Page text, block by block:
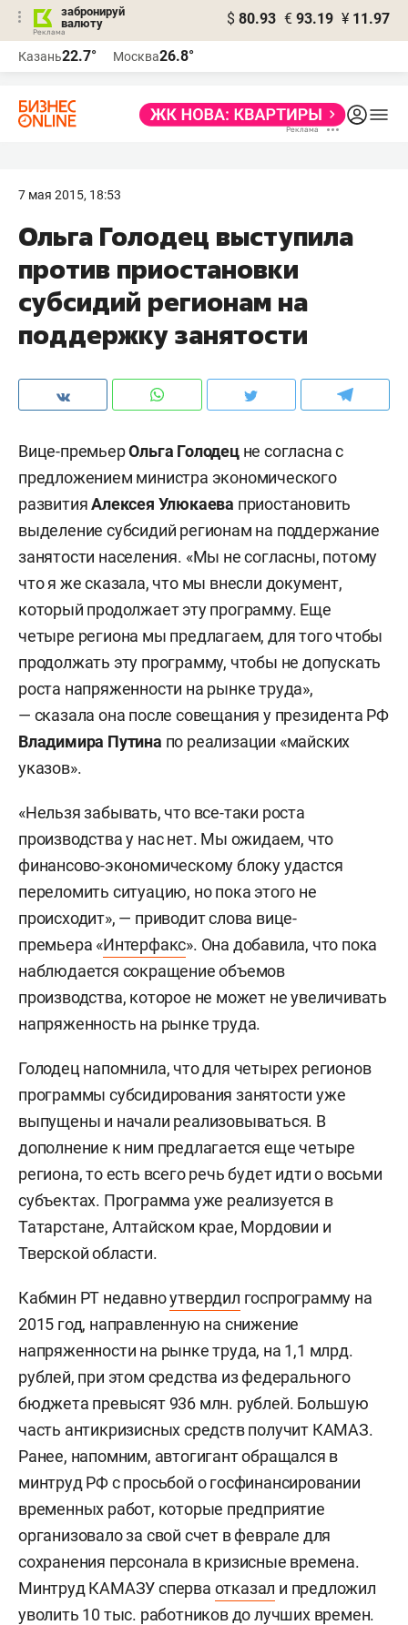
забронируй
валюту
$ 80.93 € 93.19 ¥ 11.97
Казань22.7° Москва26.8°
7 мая 2015, 18:53
Ольга Голодец выступила
против приостановки
субсидий регионам на
поддержку занятости
Вице-премьерОльга Голодецне согласна с
предложением министра экономического
развитияАлексея Улюкаева приостановить
выделение субсидий регионам на поддержание
занятости населения. «Мы не согласны, потому
что я же сказала, что мы внесли документ,
который продолжает эту программу. Еще
четыре региона мы предлагаем, для того чтобы
продолжать эту программу, чтобы не допускать
роста напряженности на рынке труда»,
— сказала она после совещания у президента РФ
Владимира Путина по реализации «майских
указов».
«Нельзя забывать, что все-таки роста
производства у нас нет. Мы ожидаем, что
финансово-экономическому блоку удастся
переломить ситуацию, но пока этого не
происходит», — приводит слова вице-
премьера «Интерфакс». Она добавила, что пока
наблюдается сокращение объемов
производства, которое не может не увеличивать
напряженность на рынке труда.
Голодец напомнила, что для четырех регионов
программы субсидирования занятости уже
выпущены и начали реализовываться. В
дополнение к ним предлагается еще четыре
региона, то есть всего речь будет идти о восьми
субъектах. Программа уже реализуется в
Татарстане, Алтайском крае, Мордовии и
Тверской области.
Кабмин РТ недавноутвердил госпрограмму на
2015 год, направленную на снижение
напряженности на рынке труда, на 1,1 млрд.
рублей, при этом средства из федерального
бюджета превысят 936 млн. рублей. Большую
часть антикризисных средств получит КАМАЗ.
Ранее, напомним, автогигант обращался в
минтруд РФ с просьбой о госфинансировании
временных работ, которые предприятие
организовало за свой счет в феврале для
сохранения персонала в кризисные времена.
Минтруд КАМАЗУ сперва отказал и предложил
уволить 10 тыс. работников до лучших времен.